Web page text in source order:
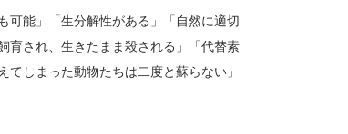
可能」「生分解性がある」「自然に適切
育され、生きたまま殺される」「代替素
しまった動物たちは二度と蘇らない」